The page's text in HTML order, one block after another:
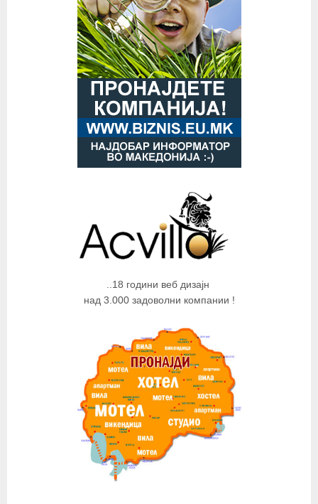
..18 години веб дизајн
над 3.000 задоволни компании !